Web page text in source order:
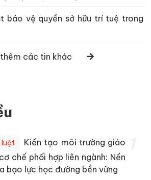
bảo vệ quyền sở hữu trí tuệ trong
các tin khác
luật
Kiến tạo môi trường giáo
chế phối hợp liên ngành: Nền
bạo lực học đường bền vững